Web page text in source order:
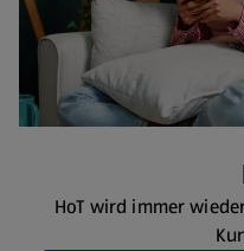
HoT wird immer